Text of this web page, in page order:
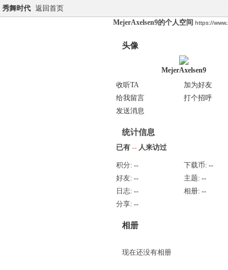
秀舞时代 返回首页
MejerAxelsen9的个人空间 https://
头像
MejerAxelsen9
收听TA
加为好友
给我留言
打个招呼
发送消息
统计信息
已有 -- 人来访过
积分: -- 下载币: --
好友: -- 主题: --
日志: -- 相册: --
分享: --
相册
现在还没有相册